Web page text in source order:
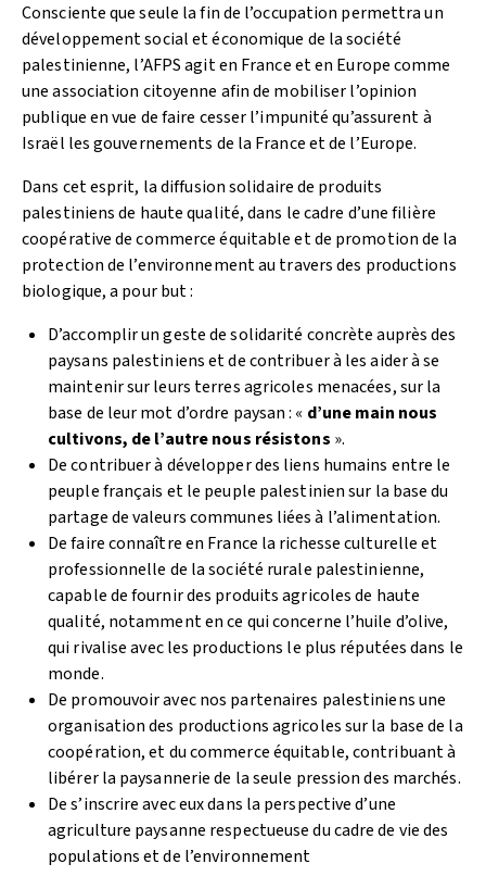
Consciente que seule la fin de l’occupation permettra un
développement social et économique de la société
palestinienne, l’AFPS agit en France et en Europe comme
une association citoyenne afin de mobiliser l’opinion
publique en vue de faire cesser l’impunité qu’assurent à
Israël les gouvernements de la France et de l’Europe.
Dans cet esprit, la diffusion solidaire de produits
palestiniens de haute qualité, dans le cadre d’une filière
coopérative de commerce équitable et de promotion de la
protection de l’environnement au travers des productions
biologique, a pour but :
D’accomplir un geste de solidarité concrète auprès des
paysans palestiniens et de contribuer à les aider à se
maintenir sur leurs terres agricoles menacées, sur la
base de leur mot d’ordre paysan : « d’une main nous
cultivons, de l’autre nous résistons ».
De contribuer à développer des liens humains entre le
peuple français et le peuple palestinien sur la base du
partage de valeurs communes liées à l’alimentation.
De faire connaître en France la richesse culturelle et
professionnelle de la société rurale palestinienne,
capable de fournir des produits agricoles de haute
qualité, notamment en ce qui concerne l’huile d’olive,
qui rivalise avec les productions le plus réputées dans le
monde.
De promouvoir avec nos partenaires palestiniens une
organisation des productions agricoles sur la base de la
coopération, et du commerce équitable, contribuant à
libérer la paysannerie de la seule pression des marchés.
De s’inscrire avec eux dans la perspective d’une
agriculture paysanne respectueuse du cadre de vie des
populations et de l’environnement